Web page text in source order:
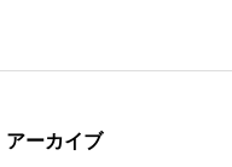
アーカイブ